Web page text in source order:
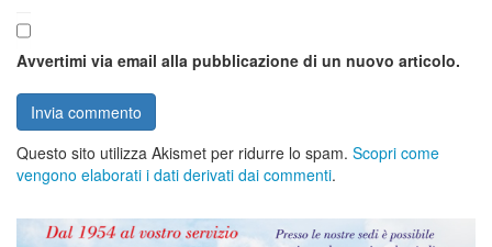
Avvertimi via email alla pubblicazione di un nuovo articolo.
Questo sito utilizza Akismet per ridurre lo spam. Scopri come
vengono elaborati i dati derivati dai commenti.